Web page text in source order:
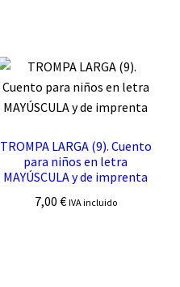
TROMPA LARGA (9). Cuento
para niños en letra
MAYÚSCULA y de imprenta
7,00 € IVA incluido